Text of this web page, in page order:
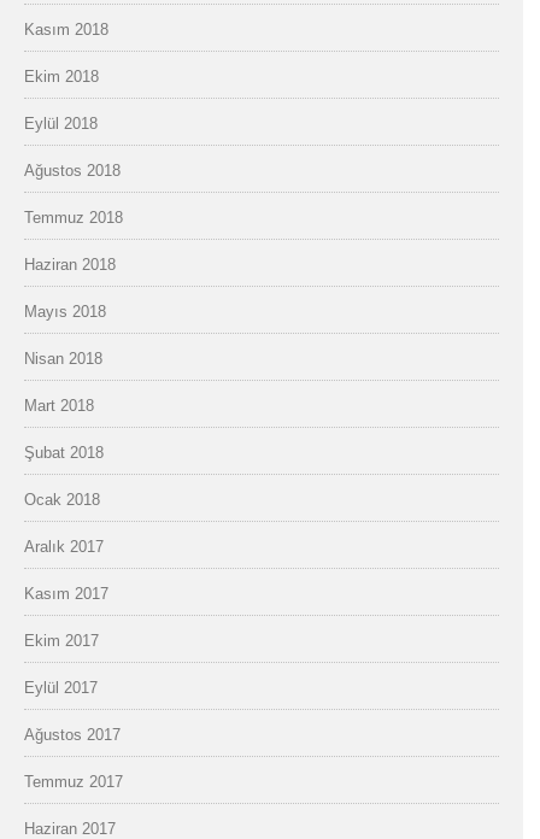
Kasım 2018
Ekim 2018
Eylül 2018
Ağustos 2018
Temmuz 2018
Haziran 2018
Mayıs 2018
Nisan 2018
Mart 2018
Şubat 2018
Ocak 2018
Aralık 2017
Kasım 2017
Ekim 2017
Eylül 2017
Ağustos 2017
Temmuz 2017
Haziran 2017